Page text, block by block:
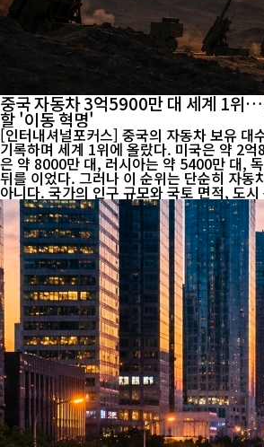
중국 자동차 3억5900만 대 세계 1위
할 '이동 혁명'
[인터내셔널포커스] 중국의 자동차 보유 대
기록하며 세계 1위에 올랐다. 미국은 약 2
은 약 8000만 대, 러시아는 약 5400만 대,
뒤를 이었다. 그러나 이 순위는 단순히 자동
아니다. 국가의 인구 규모와 국토 면적, 도
민의 이동 방식이 복합적으로 반영된 결과
다. 국제자동차제조협회(OICA)와 각국 정부가 발표한 관련 통계들
을 종합하면, 중국은 세계 최대 자동차 생산
유 대수에서도 압도적인 규모를 유지하고
는 인구를 고려하면 1인당 자동차 보급률은
보다 여전히 낮은 수준이다. 이는 중국 자동
력을 갖고 있다는 의미로도 해석된다. 미국은 약 3억3000만 명의 인
구에 2억8300만 대의 자동차를 보유하며 ...